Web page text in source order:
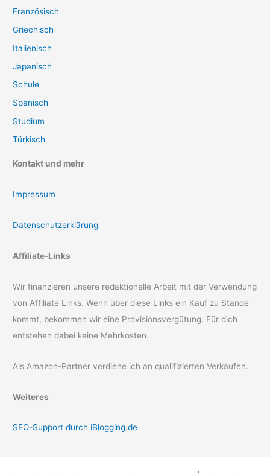
Französisch
Griechisch
Italienisch
Japanisch
Schule
Spanisch
Studium
Türkisch
Kontakt und mehr
Impressum
Datenschutzerklärung
Affiliate-Links
Wir finanzieren unsere redaktionelle Arbeit mit der Verwendung
von Affiliate Links. Wenn über diese Links ein Kauf zu Stande
kommt, bekommen wir eine Provisionsvergütung. Für dich
entstehen dabei keine Mehrkosten.
Als Amazon-Partner verdiene ich an qualifizierten Verkäufen.
Weiteres
SEO-Support durch iBlogging.de